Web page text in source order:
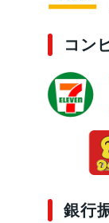
コン
銀行